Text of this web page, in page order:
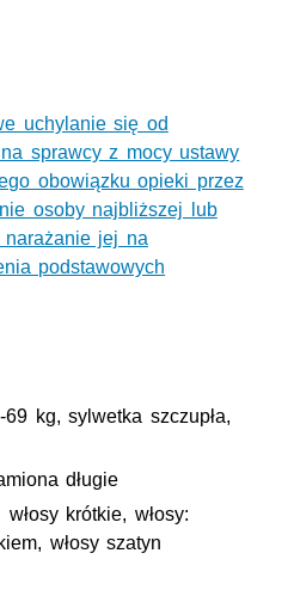
uchylanie się od
sprawcy z mocy ustawy
obowiązku opieki przez
osoby najbliższej lub
jej na
podstawowych
kg, sylwetka szczupła,
długie
krótkie, włosy:
włosy szatyn